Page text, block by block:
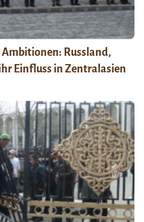
Russland,
Einfluss in Zentralasien